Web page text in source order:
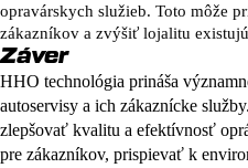
opravárskych služieb. Toto môže
zákazníkov a zvýšiť lojalitu
Záver
HHO technológia prináša
autoservisy a ich zákaznícke
zlepšovať kvalitu a efektívnosť
pre zákazníkov, prispievať k